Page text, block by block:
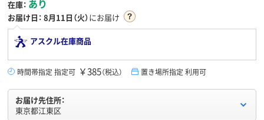
在庫： あり
お届け日： 8月11日（火）にお届け
アスクル在庫商品
時間帯指定 指定可 ￥385（税込） 置き場所指定 利用可
お届け先住所：
東京都江東区